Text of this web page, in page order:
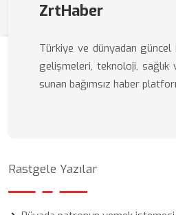
ZrtHaber
Türkiye ve dünyadan güncel
gelişmeleri, teknoloji, sağlık
sunan bağımsız haber
Rastgele Yazılar